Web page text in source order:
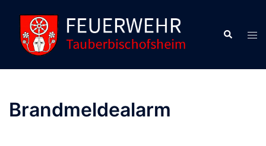
Inhalt
springen
Suche
Brandmeldealarm